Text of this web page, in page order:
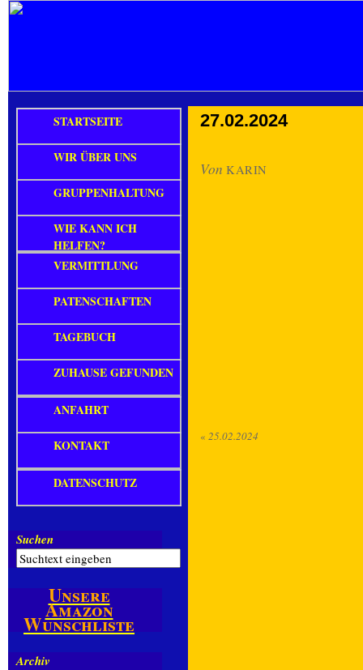
27.02.2024
Von KARIN
« 25.02.2024
STARTSEITE
WIR ÜBER UNS
GRUPPENHALTUNG
WIE KANN ICH
HELFEN?
VERMITTLUNG
PATENSCHAFTEN
TAGEBUCH
ZUHAUSE GEFUNDEN
ANFAHRT
KONTAKT
DATENSCHUTZ
Suchen
Unsere
Amazon
Wunschliste
Archiv